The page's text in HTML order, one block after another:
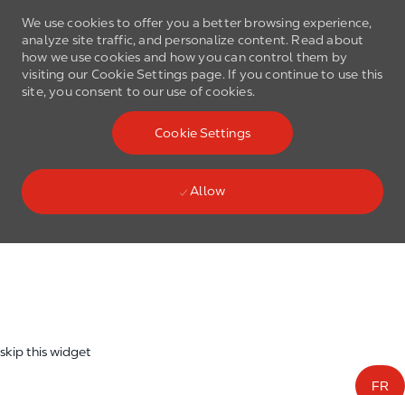
We use cookies to offer you a better browsing experience,
analyze site traffic, and personalize content. Read about
how we use cookies and how you can control them by
visiting our Cookie Settings page. If you continue to use this
site, you consent to our use of cookies.
Cookie Settings
Allow
Skip to main content
skip this widget
FR